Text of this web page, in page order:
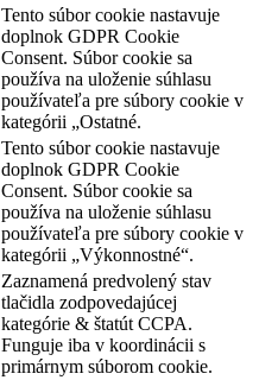
Tento súbor cookie nastavuje
doplnok GDPR Cookie
Consent. Súbor cookie sa
používa na uloženie súhlasu
používateľa pre súbory cookie v
kategórii „Ostatné.
Tento súbor cookie nastavuje
doplnok GDPR Cookie
Consent. Súbor cookie sa
používa na uloženie súhlasu
používateľa pre súbory cookie v
kategórii „Výkonnostné“.
Zaznamená predvolený stav
tlačidla zodpovedajúcej
kategórie & štatút CCPA.
Funguje iba v koordinácii s
primárnym súborom cookie.